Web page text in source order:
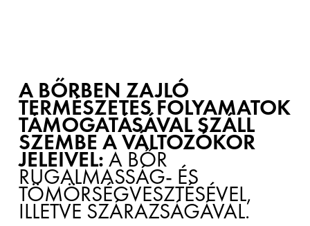
A BŐRBEN ZAJLÓ
TERMÉSZETES FOLYAMATOK
TÁMOGATÁSÁVAL SZÁLL
SZEMBE A VÁLTOZÓKOR
JELEIVEL:A BŐR
RUGALMASSÁG- ÉS
TÖMÖRSÉGVESZTÉSÉVEL,
ILLETVE SZÁRAZSÁGÁVAL.